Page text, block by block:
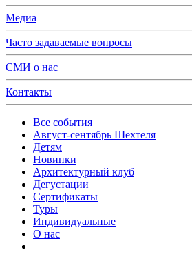
Медиа
Часто задаваемые вопросы
СМИ о нас
Контакты
Все события
Август-сентябрь Шехтеля
Детям
Новинки
Архитектурный клуб
Дегустации
Сертификаты
Туры
Индивидуальные
О нас